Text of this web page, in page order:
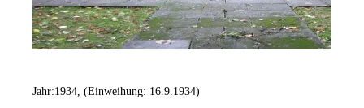
Jahr:1934, (Einweihung: 16.9.1934)